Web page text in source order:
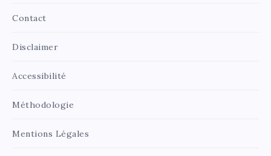
Contact
Disclaimer
Accessibilité
Méthodologie
Mentions Légales